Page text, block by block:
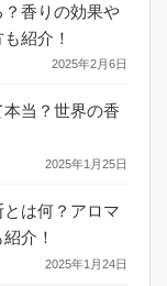
香りの効果や
紹介！
2025年2月6日
当？世界の香
2025年1月25日
は何？アロマ
介！
2025年1月24日